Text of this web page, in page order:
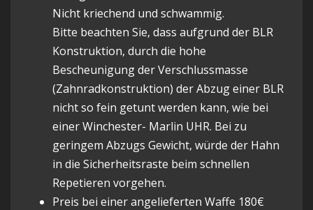
Nicht kriechend und schwammig.
Bitte beachten Sie, dass aufgrund der BLR
Konstruktion, durch die hohe
Bescheunigung der Verschlussmasse
(Zahnradkonstruktion) der Abzug einer BLR
nicht so fein getunt werden kann, wie bei
einer Winchester- Marlin UHR. Bei zu
geringem Abzugs Gewicht, würde der Hahn
in die Sicherheitsraste beim schnellen
Repetieren vorgehen.
Preis bei einer angelieferten Waffe 180€